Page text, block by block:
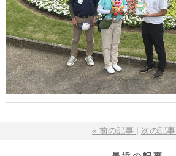
« 前の記事 次の記事